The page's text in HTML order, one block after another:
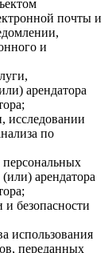
почты и
и
арендатора
исследовании
по
арендатора
и безопасности
использования
переданных